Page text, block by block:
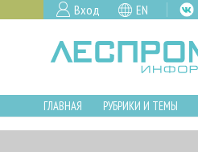
Вход EN
ГЛАВНАЯ РУБРИКИ И ТЕМЫ